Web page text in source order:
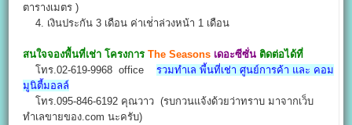
ตารางเมตร )
4. เงินประกัน 3 เดือน ค่าเช่่าล่วงหน้า 1 เดือน
สนใจจองพื้นที่เช่า โครงการ The Seasons เดอะซีซั่น ติดต่อได้ที่
โทร.02-619-9968 officeรวมทำเล พี้นที่เช่า ศูนย์การค้า และ คอม
มูนิตี้มอลล์
โทร.095-846-6192 คุณวาว (รบกวนแจ้งด้วยว่าทราบ มาจากเว็บ
ทำเลขายของ.com นะครับ)